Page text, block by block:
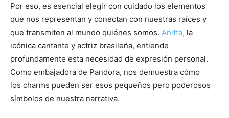
Por eso, es esencial elegir con cuidado los elementos
que nos representan y conectan con nuestras raíces y
que transmiten al mundo quiénes somos. Anitta, la
icónica cantante y actriz brasileña, entiende
profundamente esta necesidad de expresión personal.
Como embajadora de Pandora, nos demuestra cómo
los charms pueden ser esos pequeños pero poderosos
símbolos de nuestra narrativa.